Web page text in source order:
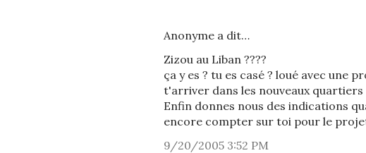
Anonyme a dit…
Zizou au Liban ????
ça y es ? tu es casé ? loué avec une
t'arriver dans les nouveaux quartiers
Enfin donnes nous des indications
encore compter sur toi pour le
9/20/2005 3:52 PM